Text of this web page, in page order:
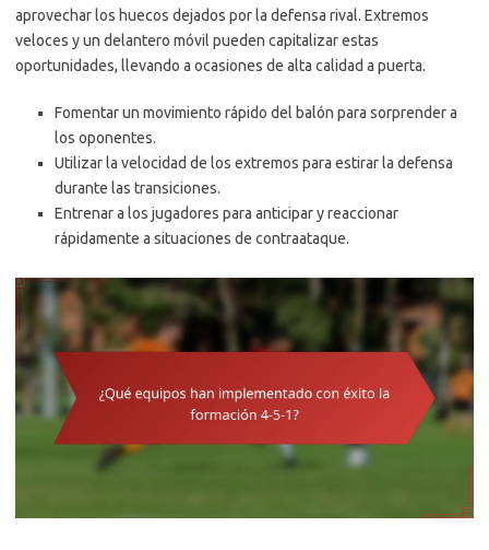
aprovechar los huecos dejados por la defensa rival. Extremos
veloces y un delantero móvil pueden capitalizar estas
oportunidades, llevando a ocasiones de alta calidad a puerta.
Fomentar un movimiento rápido del balón para sorprender a
los oponentes.
Utilizar la velocidad de los extremos para estirar la defensa
durante las transiciones.
Entrenar a los jugadores para anticipar y reaccionar
rápidamente a situaciones de contraataque.